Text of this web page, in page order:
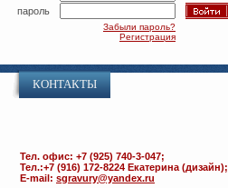
пароль
Забыли пароль?
Регистрация
КОНТАКТЫ
Тел. офис: +7 (925) 740-3-047;
Тел.:+7 (916) 172-8224 Екатерина (дизайн);
E-mail: sgravury@yandex.ru